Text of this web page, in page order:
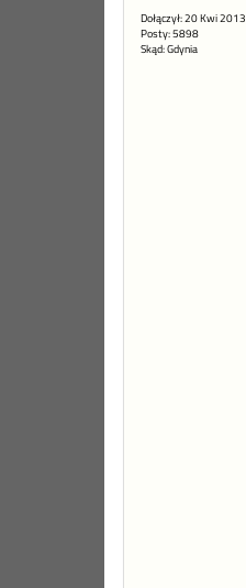
Dołączył: 20 Kwi 2013
Posty: 5898
Skąd: Gdynia